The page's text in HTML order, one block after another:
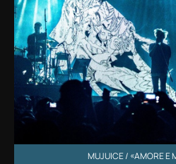
MUJUICE / «AMORE E